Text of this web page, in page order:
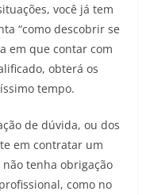
você já tem
“como descobrir se
em que contar com
obterá os
tempo.
de dúvida, ou dos
em contratar um
tenha obrigação
como no